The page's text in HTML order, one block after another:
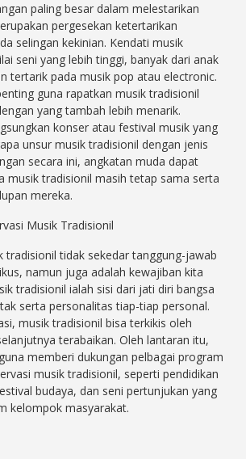
paling besar dalam melestarikan
pergesekan ketertarikan
selingan kekinian. Kendati musik
seni yang lebih tinggi, banyak dari anak
tertarik pada musik pop atau electronic.
guna rapatkan musik tradisionil
yang tambah lebih menarik.
konser atau festival musik yang
unsur musik tradisionil dengan jenis
secara ini, angkatan muda dapat
musik tradisionil masih tetap sama serta
mereka.
Musik Tradisionil
tradisionil tidak sekedar tanggung-jawab
namun juga adalah kewajiban kita
tradisionil ialah sisi dari jati diri bangsa
serta personalitas tiap-tiap personal.
musik tradisionil bisa terkikis oleh
terabaikan. Oleh lantaran itu,
memberi dukungan pelbagai program
musik tradisionil, seperti pendidikan
budaya, dan seni pertunjukan yang
kelompok masyarakat.